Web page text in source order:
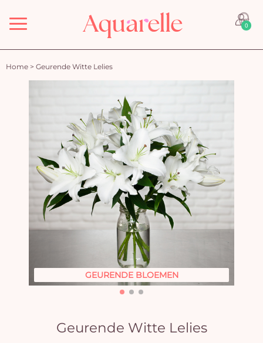
Menu 0
Home > Geurende Witte Lelies
GEURENDE BLOEMEN
Geurende Witte Lelies